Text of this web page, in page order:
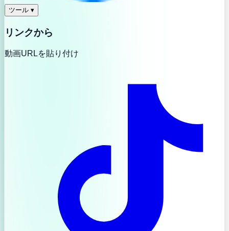
ツール ▾
リンクから
動画URLを貼り付け